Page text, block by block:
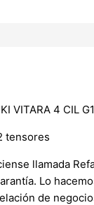
VITARA 4 CIL
tensores
llamada
Lo
de